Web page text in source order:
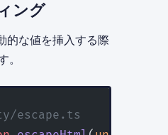
ング
的な値を挿入する際
。
escape.ts